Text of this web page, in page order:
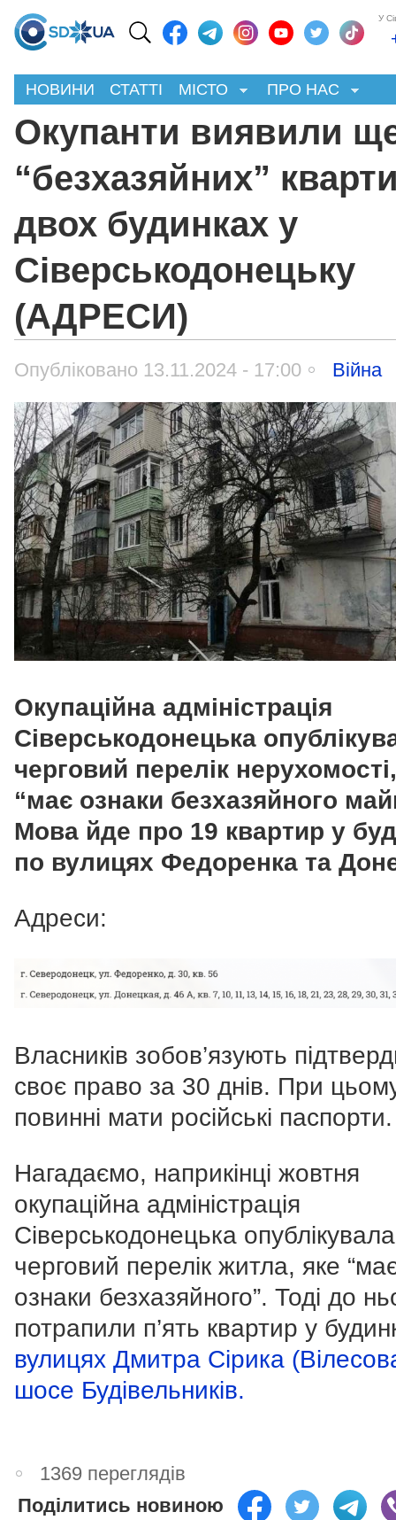
У
НОВИНИ СТАТТІ МІСТО ПРО НАС
Окупанти виявили
“безхазяйних”
двох будинках у
Сіверськодонецьку
(АДРЕСИ)
Опубліковано 13.11.2024 - 17:00 Війна
Окупаційна адміністрація
Сіверськодонецька
черговий перелік
“має ознаки безхазяйного
Мова йде про 19 квартир у
по вулицях Федоренка та
Адреси:
Власників зобов’язують
своє право за 30 днів. При
повинні мати російські паспорти.
Нагадаємо, наприкінці жовтня
окупаційна адміністрація
Сіверськодонецька опублікувала
черговий перелік житла, яке
ознаки безхазяйного”. Тоді до
потрапили п’ять квартир у
вулицях Дмитра Сірика
шосе Будівельників.
1369 переглядів
Поділитись новиною